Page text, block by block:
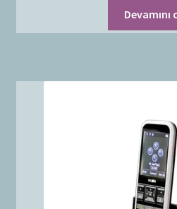
Devamını